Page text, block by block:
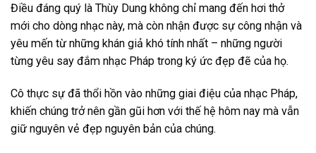
Điều đáng quý là Thùy Dung không chỉ mang đến hơi thở
mới cho dòng nhạc này, mà còn nhận được sự công nhận và
yêu mến từ những khán giả khó tính nhất – những người
từng yêu say đắm nhạc Pháp trong ký ức đẹp đẽ của họ.
Cô thực sự đã thổi hồn vào những giai điệu của nhạc Pháp,
khiến chúng trở nên gần gũi hơn với thế hệ hôm nay mà vẫn
giữ nguyên vẻ đẹp nguyên bản của chúng.